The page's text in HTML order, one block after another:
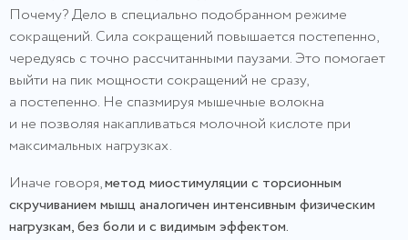
Почему? Дело в специально подобранном режиме
сокращений. Сила сокращений повышается постепенно,
чередуясь с точно рассчитанными паузами. Это помогает
выйти на пик мощности сокращений не сразу,
а постепенно. Не спазмируя мышечные волокна
и не позволяя накапливаться молочной кислоте при
максимальных нагрузках.
Иначе говоря,метод миостимуляции с торсионным
скручиванием мышц аналогичен интенсивным физическим
нагрузкам, без боли и с видимым эффектом.